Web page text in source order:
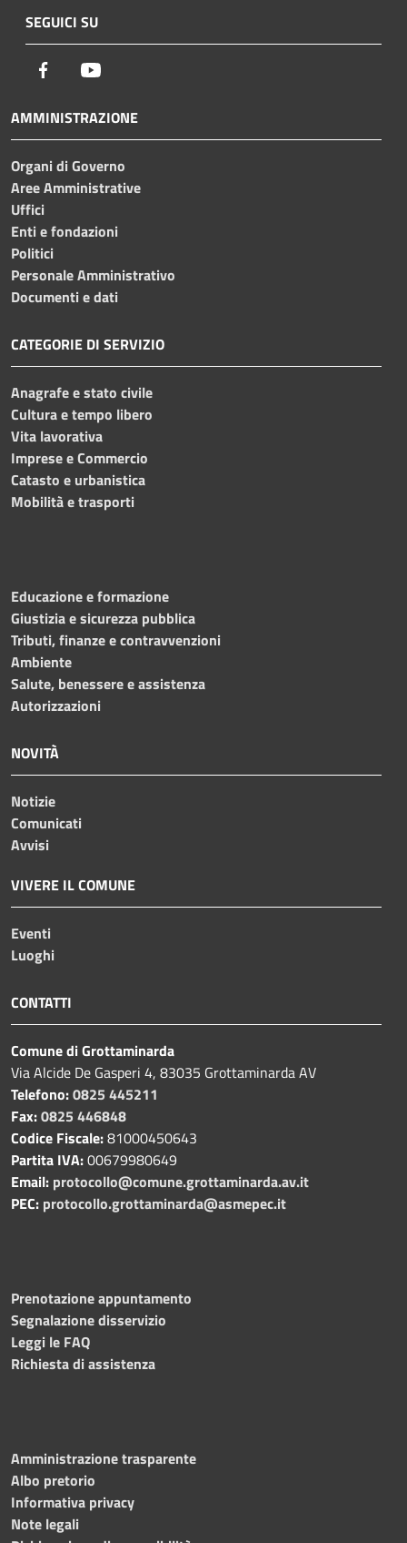
SEGUICI SU
Facebook
AMMINISTRAZIONE
Organi di Governo
Aree Amministrative
Uffici
Enti e fondazioni
Politici
Personale Amministrativo
Documenti e dati
CATEGORIE DI SERVIZIO
Anagrafe e stato civile
Cultura e tempo libero
Vita lavorativa
Imprese e Commercio
Catasto e urbanistica
Mobilità e trasporti
Educazione e formazione
Giustizia e sicurezza pubblica
Tributi, finanze e contravvenzioni
Ambiente
Salute, benessere e assistenza
Autorizzazioni
NOVITÀ
Notizie
Comunicati
Avvisi
VIVERE IL COMUNE
Eventi
Luoghi
CONTATTI
Comune di Grottaminarda
Via Alcide De Gasperi 4, 83035 Grottaminarda AV
Telefono:0825 445211
Fax:0825 446848
Codice Fiscale:81000450643
Partita IVA:00679980649
Email: protocollo@comune.grottaminarda.av.it
PEC: protocollo.grottaminarda@asmepec.it
Prenotazione appuntamento
Segnalazione disservizio
Leggi le FAQ
Richiesta di assistenza
Amministrazione trasparente
Albo pretorio
Informativa privacy
Note legali